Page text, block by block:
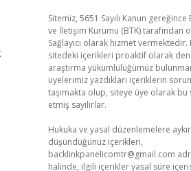
Sitemiz, 5651 Sayılı Kanun
ve İletişim Kurumu (BTK) tarafından
Sağlayıcı olarak hizmet vermektedir.
sitedeki içerikleri proaktif olarak
araştırma yükümlülüğümüz
üyelerimiz yazdıkları içeriklerin
taşımakta olup, siteye üye olarak
etmiş sayılırlar.
Hukuka ve yasal düzenlemelere
düşündüğünüz içerikleri,
backlinkpanelicomtr@gmail.com
halinde, ilgili içerikler yasal süre